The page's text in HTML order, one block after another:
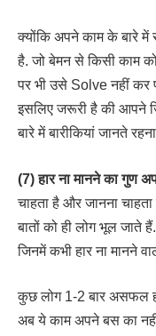
क्योंकि अपने काम के बारे
है. जो बेमन से किसी काम
पर भी उसे Solve नहीं कर
इसलिए जरूरी है की आपने
बारे में बारीकियां जानते
(7) हार ना मानने का गुण
चाहता है और जानना
बातों को ही लोग भूल जाते
जिनमें कभी हार ना मानने
कुछ लोग 1-2 बार असफल
अब ये काम अपने बस का